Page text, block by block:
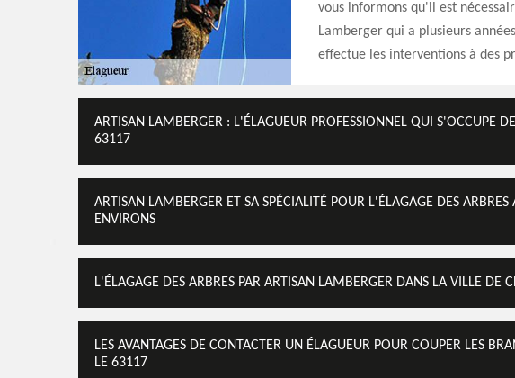
vous informons qu'il est
Lamberger qui a plusieurs
effectue les interventions à des
ARTISAN LAMBERGER : L'ÉLAGUEUR PROFESSIONNEL QUI S'OCCUPE
63117
ARTISAN LAMBERGER ET SA SPÉCIALITÉ POUR L'ÉLAGAGE DES
ENVIRONS
L'ÉLAGAGE DES ARBRES PAR ARTISAN LAMBERGER DANS LA VILLE DE
LES AVANTAGES DE CONTACTER UN ÉLAGUEUR POUR COUPER LES
LE 63117